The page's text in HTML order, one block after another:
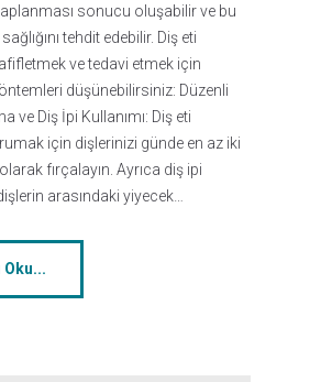
sonucu oluşabilir ve bu
tehdit edebilir. Diş eti
ve tedavi etmek için
düşünebilirsiniz: Düzenli
ve Diş İpi Kullanımı: Diş eti
için dişlerinizi günde en az iki
fırçalayın. Ayrıca diş ipi
arasındaki yiyecek…
Oku...